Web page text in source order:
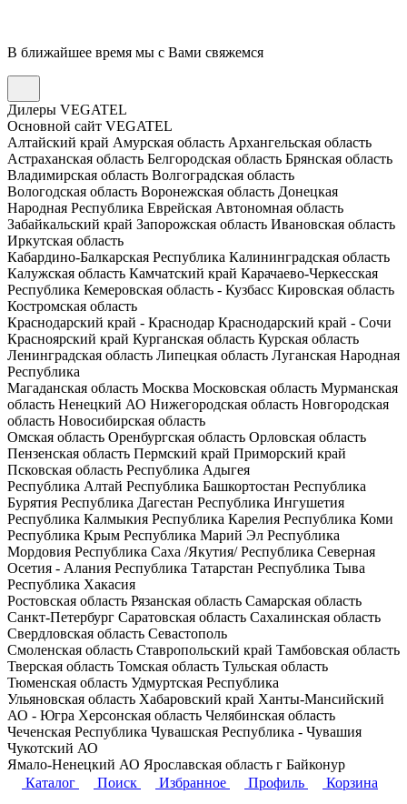
В ближайшее время мы с Вами свяжемся
Дилеры VEGATEL
Основной сайт VEGATEL
Алтайский край Амурская область Архангельская область
Астраханская область Белгородская область Брянская область
Владимирская область Волгоградская область
Вологодская область Воронежская область Донецкая
Народная Республика Еврейская Автономная область
Забайкальский край Запорожская область Ивановская область
Иркутская область
Кабардино-Балкарская Республика Калининградская область
Калужская область Камчатский край Карачаево-Черкесская
Республика Кемеровская область - Кузбасс Кировская область
Костромская область
Краснодарский край - Краснодар Краснодарский край - Сочи
Красноярский край Курганская область Курская область
Ленинградская область Липецкая область Луганская Народная
Республика
Магаданская область Москва Московская область Мурманская
область Ненецкий АО Нижегородская область Новгородская
область Новосибирская область
Омская область Оренбургская область Орловская область
Пензенская область Пермский край Приморский край
Псковская область Республика Адыгея
Республика Алтай Республика Башкортостан Республика
Бурятия Республика Дагестан Республика Ингушетия
Республика Калмыкия Республика Карелия Республика Коми
Республика Крым Республика Марий Эл Республика
Мордовия Республика Саха /Якутия/Республика Северная
Осетия - Алания Республика Татарстан Республика Тыва
Республика Хакасия
Ростовская область Рязанская область Самарская область
Санкт-Петербург Саратовская область Сахалинская область
Свердловская область Севастополь
Смоленская область Ставропольский край Тамбовская область
Тверская область Томская область Тульская область
Тюменская область Удмуртская Республика
Ульяновская область Хабаровский край Ханты-Мансийский
АО - Югра Херсонская область Челябинская область
Чеченская Республика Чувашская Республика - Чувашия
Чукотский АО
Ямало-Ненецкий АО Ярославская область г Байконур
Каталог
Поиск Избранное Профиль Корзина